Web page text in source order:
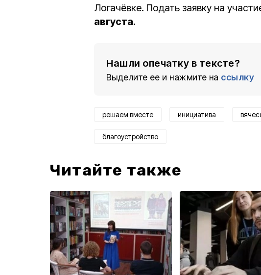
Логачёвке. Подать заявку на
августа.
Нашли опечатку в тексте?
Выделите ее и нажмите на ссылку
решаем вместе инициатива
благоустройство
Читайте также